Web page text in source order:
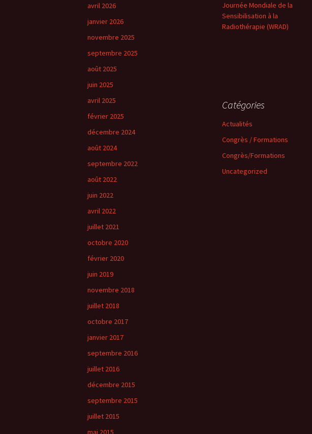
e
r
:
Journée Mondiale de la
Sensibilisation à la
Radiothérapie (WRAD)
avril 2026
janvier 2026
novembre 2025
septembre 2025
août 2025
juin 2025
avril 2025
février 2025
décembre 2024
août 2024
septembre 2022
août 2022
juin 2022
avril 2022
juillet 2021
octobre 2020
février 2020
juin 2019
novembre 2018
juillet 2018
octobre 2017
janvier 2017
septembre 2016
juillet 2016
décembre 2015
septembre 2015
juillet 2015
mai 2015
Catégories
Actualités
Congrès / Formations
Congrès/Formations
Uncategorized